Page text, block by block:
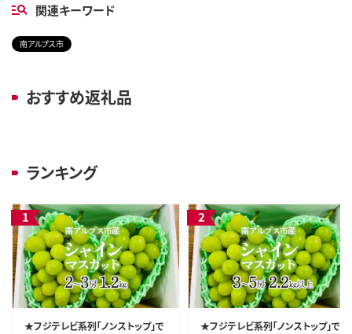
関連キーワード
南アルプス市
おすすめ返礼品
ランキング
★フジテレビ系列「ノンストップ」で
★フジテレビ系列「ノンストップ」で